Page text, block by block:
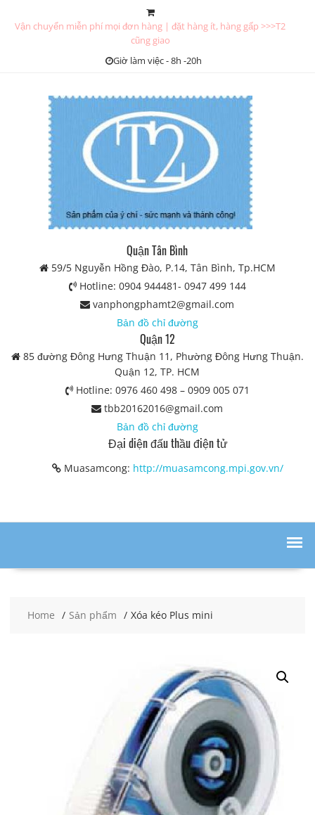
Vận chuyển miễn phí mọi đơn hàng | đặt hàng ít, hàng gấp >>>T2
cũng giao
Giờ làm việc - 8h -20h
Quận Tân Bình
59/5 Nguyễn Hồng Đào, P.14, Tân Bình, Tp.HCM
Hotline: 0904 944481- 0947 499 144
vanphongphamt2@gmail.com
Bản đồ chỉ đường
Quận 12
85 đường Đông Hưng Thuận 11, Phường Đông Hưng Thuận.
Quận 12, TP. HCM
Hotline: 0976 460 498 – 0909 005 071
tbb20162016@gmail.com
Bản đồ chỉ đường
Đại diện đấu thầu điện tử
Muasamcong: http://muasamcong.mpi.gov.vn/
Home Sản phẩm Xóa kéo Plus mini